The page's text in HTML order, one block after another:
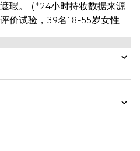
瑕。 (*24小时持妆数据来源
价试验，39名18-55岁女性受
采集面部图像经专家评估结
)本款粉底液质地轻盈，保持
的自然哑光妆效。这款粉底液
舒适。 （*黑玫瑰油指配方中